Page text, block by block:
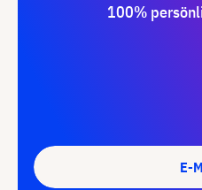
100%
E-